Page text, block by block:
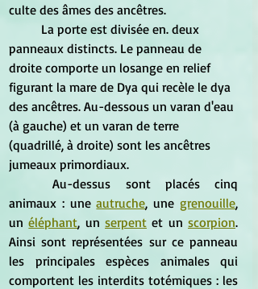
culte des âmes des ancêtres.
panneaux distincts. Le panneau de
droite comporte un losange en relief
figurant la mare de Dya qui recèle le dya
des ancêtres. Au-dessous un varan d'eau
(à gauche) et un varan de terre
(quadrillé, à droite) sont les ancêtres
jumeaux primordiaux.
	Au-dessus sont placés cinq
animaux : une autruche, une grenouille,
un éléphant, un serpent et un scorpion.
Ainsi sont représentées sur ce panneau
les principales espèces animales qui
comportent les interdits totémiques : les